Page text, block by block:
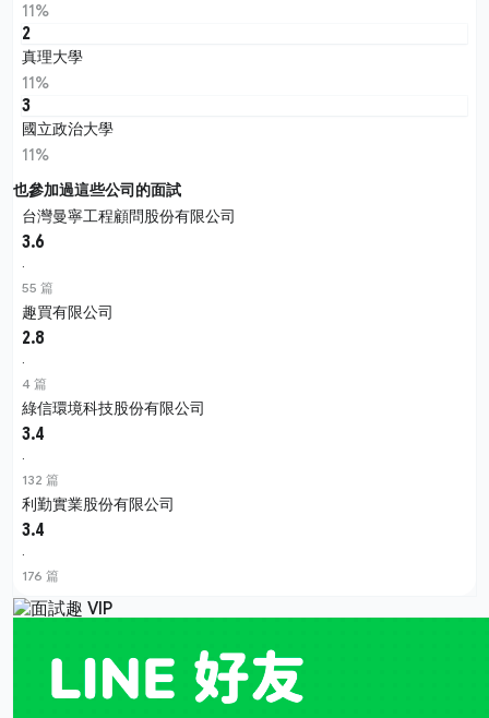
11%
2
真理大學
11%
3
國立政治大學
11%
也參加過這些公司的面試
台灣曼寧工程顧問股份有限公司
3.6
·
55 篇
趣買有限公司
2.8
·
4 篇
綠信環境科技股份有限公司
3.4
·
132 篇
利勤實業股份有限公司
3.4
·
176 篇